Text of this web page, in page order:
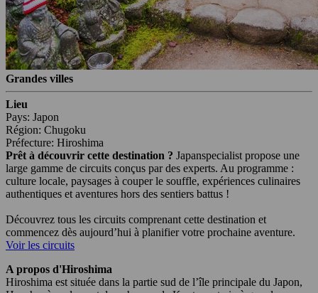
Grandes villes
Lieu
Pays: Japon
Région: Chugoku
Préfecture: Hiroshima
Prêt à découvrir cette destination ? Japanspecialist propose une
large gamme de circuits conçus par des experts. Au programme :
culture locale, paysages à couper le souffle, expériences culinaires
authentiques et aventures hors des sentiers battus !
Découvrez tous les circuits comprenant cette destination et
commencez dès aujourd’hui à planifier votre prochaine aventure.
Voir les circuits
A propos d'Hiroshima
Hiroshima est située dans la partie sud de l’île principale du Japon,